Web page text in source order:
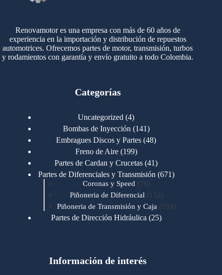
Renovamotor es una empresa con más de 60 años de
experiencia en la importación y distribución de repuestos
automotrices. Ofrecemos partes de motor, transmisión, turbos
y rodamientos con garantía y envío gratuito a todo Colombia.
Categorías
Uncategorized 44
productos
Bombas de Inyección 141141
productos
Embragues Discos y Partes 4848
Freno de Aire 199199
productos
Partes de Cardan y Crucetas 4141
productos
Partes de Diferenciales y Transmisión 671671
Coronas y Speed 7676
productos
Piñoneria de Diferencial 132 132
productos
Piñoneria de Transmisión y Caja 539539
Partes de Dirección Hidráulica 2525
Motores Cummins 723
Información de interés